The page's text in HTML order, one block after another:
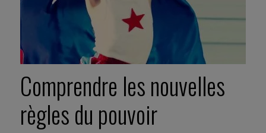
Comprendre les nouvelles
règles du pouvoir